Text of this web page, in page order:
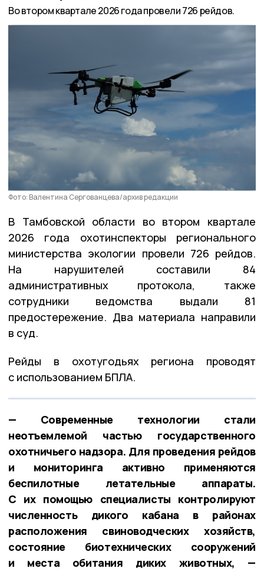
Во втором квартале 2026 года провели 726 рейдов.
Фото: Валентина Сергованцева/архив редакции
В Тамбовской области во втором квартале
2026 года охотинспекторы регионального
министерства экологии провели 726 рейдов.
На нарушителей составили 84
административных протокола, также
сотрудники ведомства выдали 81
предостережение. Два материала направили
в суд.
Рейды в охотугодьях региона проводят
с использованием БПЛА.
— Современные технологии стали
неотъемлемой частью государственного
охотничьего надзора. Для проведения рейдов
и мониторинга активно применяются
беспилотные летательные аппараты.
С их помощью специалисты контролируют
численность дикого кабана в районах
расположения свиноводческих хозяйств,
состояние биотехнических сооружений
и места обитания диких животных, —